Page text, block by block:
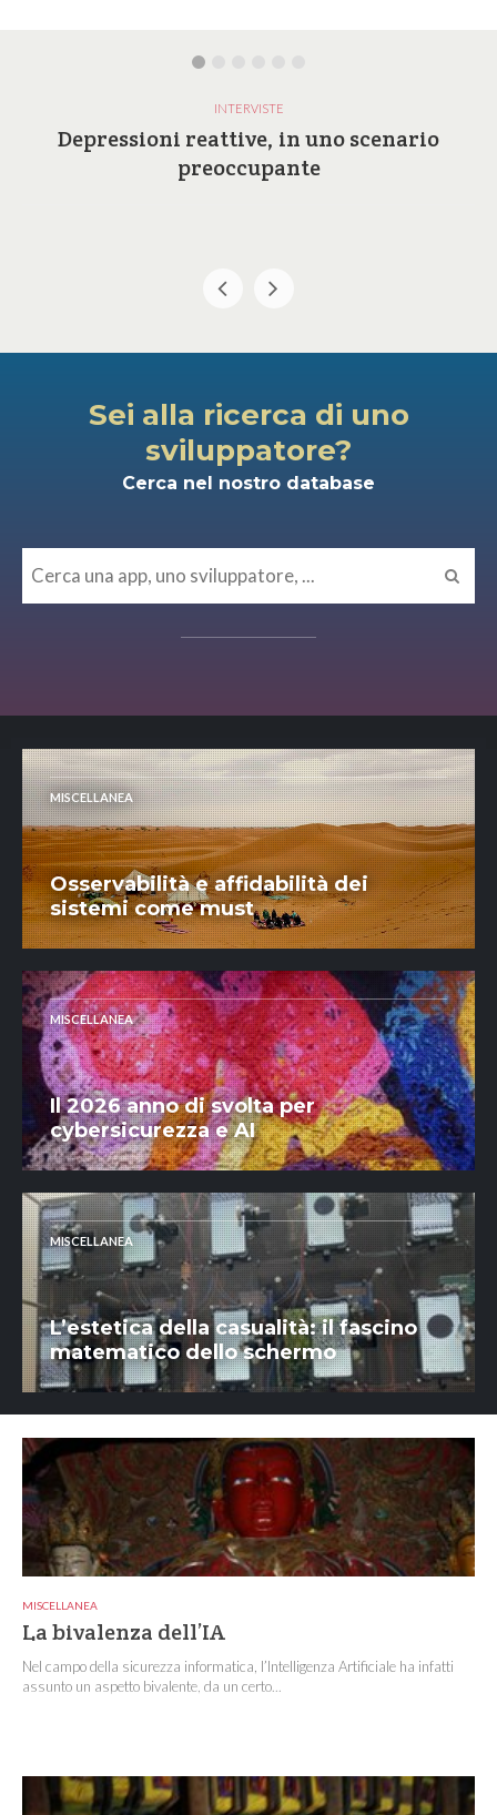
INTERVISTE
Depressioni reattive, in uno scenario
preoccupante
Sei alla ricerca di uno
sviluppatore?
Cerca nel nostro database
MISCELLANEA
Osservabilità e affidabilità dei
sistemi come must
MISCELLANEA
Il 2026 anno di svolta per
cybersicurezza e AI
MISCELLANEA
L’estetica della casualità: il fascino
matematico dello schermo
MISCELLANEA
La bivalenza dell’IA
Nel campo della sicurezza informatica, l’Intelligenza Artificiale ha infatti
assunto un aspetto bivalente, da un certo...